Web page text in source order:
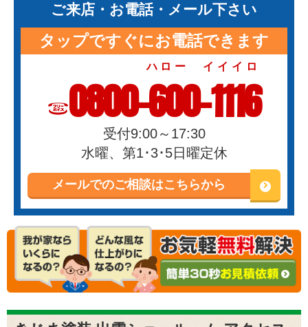
ご来店・お電話・メール下さい
タップですぐにお電話できます
0800-600-1116
ハロー イイイロ
受付9:00～17:30
水曜、第1･3･5日曜定休
メールでのご相談はこちらから